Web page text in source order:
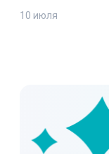
10 июля